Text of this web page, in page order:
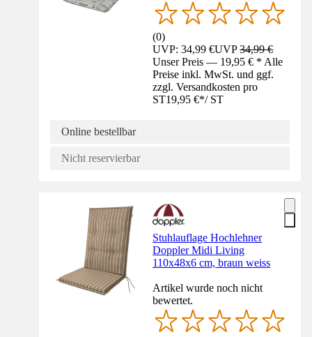
(0)
UVP: 34,99 €UVP34,99 €
Unser Preis — 19,95 € * Alle
Preise inkl. MwSt. und ggf.
zzgl. Versandkosten pro
ST19,95 €*/ ST
Online bestellbar
Nicht reservierbar
Stuhlauflage Hochlehner
Doppler Midi Living
110x48x6 cm, braun weiss
Artikel wurde noch nicht
bewertet.